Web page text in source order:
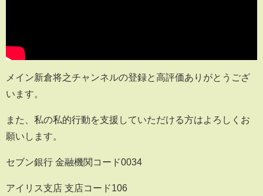
メイン新倉将之チャンネルの登録と高評価ありがとうござ
います。
また、私の私的行動を支援していただける方はよろしくお
願いします。
セブン銀行 金融機関コード0034
アイリス支店 支店コード106